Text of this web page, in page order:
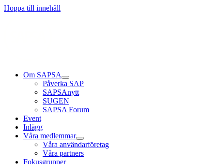
Hoppa till innehåll
Om SAPSA
Påverka SAP
SAPSAnytt
SUGEN
SAPSA Forum
Event
Inlägg
Våra medlemmar
Våra användarföretag
Våra partners
Fokusgrupper